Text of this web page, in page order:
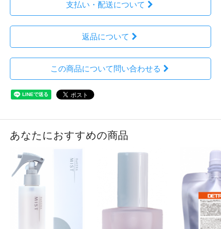
支払い・配送について
返品について
この商品について問い合わせる
あなたにおすすめの商品